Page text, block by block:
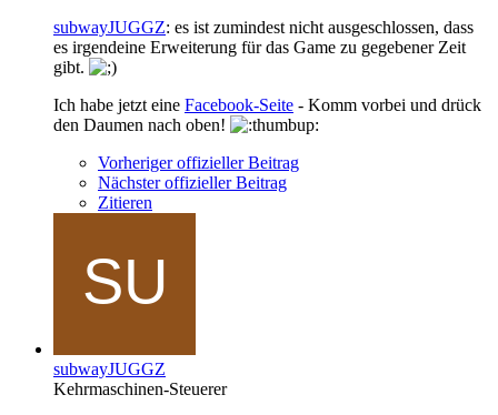
subwayJUGGZ: es ist zumindest nicht ausgeschlossen, dass
es irgendeine Erweiterung für das Game zu gegebener Zeit
gibt.
Ich habe jetzt eine Facebook-Seite - Komm vorbei und drück
den Daumen nach oben!
Vorheriger offizieller Beitrag
Nächster offizieller Beitrag
Zitieren
subwayJUGGZ
Kehrmaschinen-Steuerer